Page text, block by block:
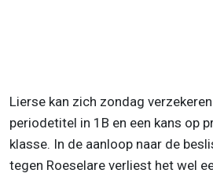
Lierse kan zich zondag
periodetitel in 1B en een kans op
klasse. In de aanloop naar de
tegen Roeselare verliest het wel